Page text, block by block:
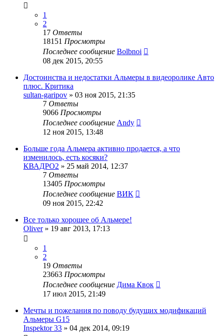
1
2
17 Ответы
18151 Просмотры
Последнее сообщение Bolbnoi
08 дек 2015, 20:55
Достоинства и недостатки Альмеры в видеоролике Авто
плюс. Критика
sultan-garipov » 03 ноя 2015, 21:35
7 Ответы
9066 Просмотры
Последнее сообщение Andy
12 ноя 2015, 13:48
Больше года Альмера активно продается, а что
изменилось, есть косяки?
КВАДРО2 » 25 май 2014, 12:37
7 Ответы
13405 Просмотры
Последнее сообщение ВИК
09 ноя 2015, 22:42
Все только хорошее об Альмере!
Oliver» 19 авг 2013, 17:13
1
2
19 Ответы
23663 Просмотры
Последнее сообщение Дима Квок
17 июл 2015, 21:49
Мечты и пожелания по поводу будущих модификаций
Альмеры G15
Inspektor 33 » 04 дек 2014, 09:19